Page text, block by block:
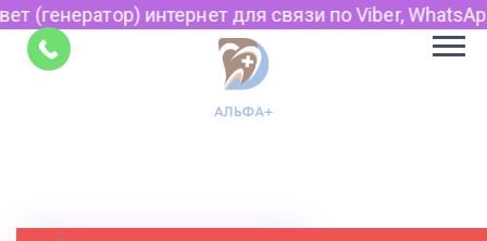
для связи по Viber, WhatsApp и Telegram.